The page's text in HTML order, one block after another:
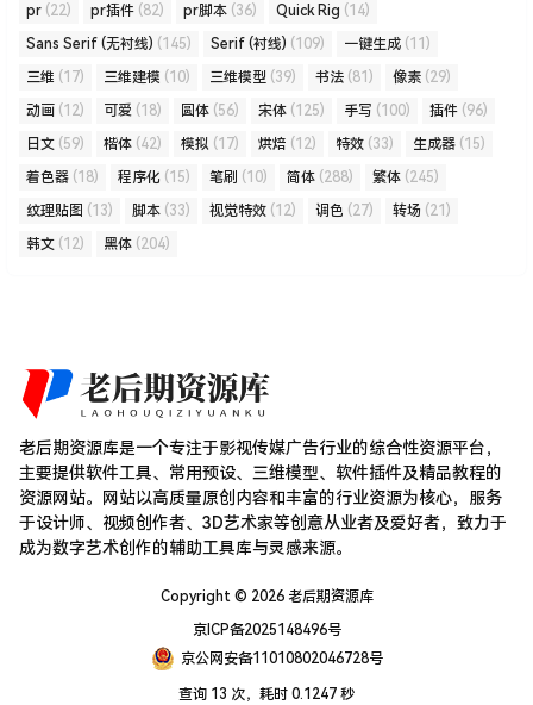
pr (22) pr插件 (82) pr脚本 (36) Quick Rig (14)
Sans Serif (无衬线) (145) Serif (衬线) (109) 一键生成 (11)
三维 (17) 三维建模 (10) 三维模型 (39) 书法 (81) 像素 (29)
动画 (12) 可爱 (18) 圆体 (56) 宋体 (125) 手写 (100) 插件 (96)
日文 (59) 楷体 (42) 模拟 (17) 烘焙 (12) 特效 (33) 生成器 (15)
着色器 (18) 程序化 (15) 笔刷 (10) 简体 (288) 繁体 (245)
纹理贴图 (13) 脚本 (33) 视觉特效 (12) 调色 (27) 转场 (21)
韩文 (12) 黑体 (204)
老后期资源库是一个专注于影视传媒广告行业的综合性资源平台，
主要提供软件工具、常用预设、三维模型、软件插件及精品教程的
资源网站。网站以高质量原创内容和丰富的行业资源为核心，服务
于设计师、视频创作者、3D艺术家等创意从业者及爱好者，致力于
成为数字艺术创作的辅助工具库与灵感来源。
Copyright © 2026老后期资源库
京ICP备2025148496号
京公网安备11010802046728号
查询 13 次，耗时 0.1247 秒